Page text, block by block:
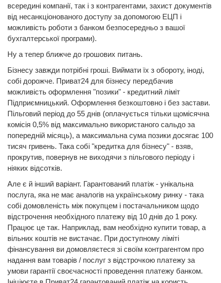
всередині компанії, так і з контрагентами, захист документів
від несанкціонованого доступу за допомогою ЕЦП і
можливість роботи з банком безпосередньо з вашої
бухгалтерської програми).
Ну а тепер ближче до грошових питань.
Бізнесу завжди потрібні гроші. Виймати їх з обороту, іноді,
собі дорожче. Приват24 для бізнесу передбачив
можливість оформлення "позики" - кредитний ліміт
Підприємницький. Оформлення безкоштовно і без застави.
Пільговий період до 55 днів (оплачується тільки щомісячна
комісія 0,5% від максимально використаного сальдо за
попередній місяць), а максимальна сума позики досягає 100
тисяч гривень. Така собі "кредитка для бізнесу" - взяв,
прокрутив, повернув не виходячи з пільгового періоду і
ніяких відсотків.
Але є й інший варіант. Гарантований платіж - унікальна
послуга, яка не має аналогів на українському ринку - така
собі домовленість між покупцем і постачальником щодо
відстрочення необхідного платежу від 10 днів до 1 року.
Працює це так. Наприклад, вам необхідно купити товар, а
вільних коштів не вистачає. При доступному ліміті
фінансування ви домовляєтеся зі своїм контрагентом про
надання вам товарів / послуг з відстрочкою платежу за
умови гарантії своєчасності проведення платежу банком.